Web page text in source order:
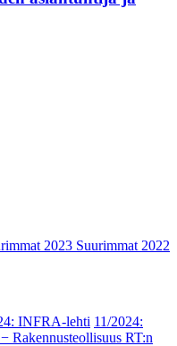
2023 Suurimmat 2022
INFRA-lehti 11/2024:
Rakennusteollisuus RT:n